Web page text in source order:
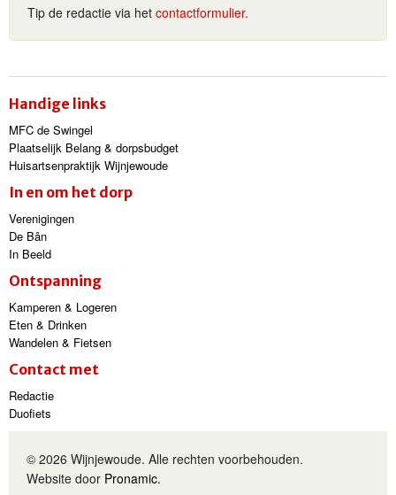
Tip de redactie via het contactformulier.
Handige links
MFC de Swingel
Plaatselijk Belang & dorpsbudget
Huisartsenpraktijk Wijnjewoude
In en om het dorp
Verenigingen
De Bân
In Beeld
Ontspanning
Kamperen & Logeren
Eten & Drinken
Wandelen & Fietsen
Contact met
Redactie
Duofiets
© 2026 Wijnjewoude. Alle rechten voorbehouden.
Website door Pronamic.